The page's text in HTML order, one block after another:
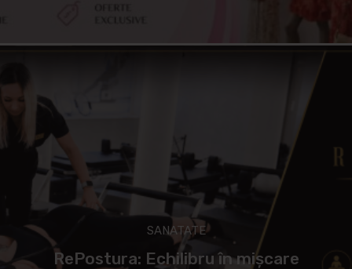
SANATATE
RePostura: Echilibru în mișcare